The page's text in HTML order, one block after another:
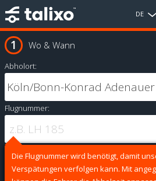
DE
Wo & Wann
Abholort:
Flugnummer:
Die Flugnummer wird benötigt, damit
Verspätungen verfolgen kann. Mit